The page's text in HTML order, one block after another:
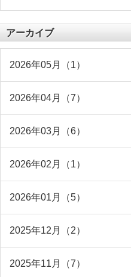
アーカイブ
2026年05月（1）
2026年04月（7）
2026年03月（6）
2026年02月（1）
2026年01月（5）
2025年12月（2）
2025年11月（7）